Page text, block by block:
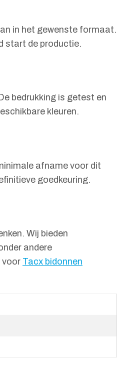
in het gewenste formaat.
start de productie.
bedrukking is getest en
kleuren.
afname voor dit
goedkeuring.
Wij bieden
andere
voor Tacx bidonnen